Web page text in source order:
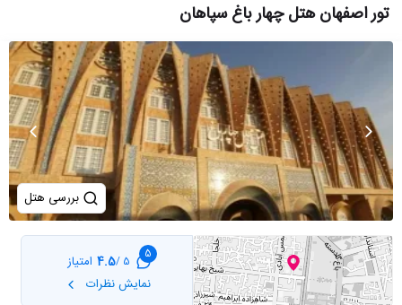
تور اصفهان هتل چهار باغ سپاهان
بررسی هتل
5
5 /
4.5 امتیاز
نمایش نظرات